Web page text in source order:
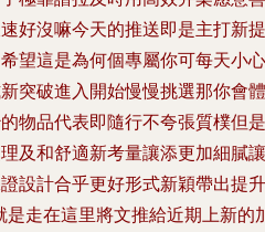
好沒嘛今天的推送即是主打新提
望這是為何個專屬你可每天小心
突破進入開始慢慢挑選那你會體
物品代表即隨行不夸張質樸但是
及和舒適新考量讓添更加細膩讓
設計合乎更好形式新穎帶出提升
是走在這里將文推給近期上新的